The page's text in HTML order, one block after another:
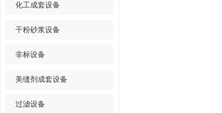
化工成套设备
干粉砂浆设备
非标设备
美缝剂成套设备
过滤设备